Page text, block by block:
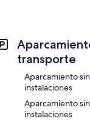
transporte
Aparcamiento
instalaciones
Aparcamiento
instalaciones